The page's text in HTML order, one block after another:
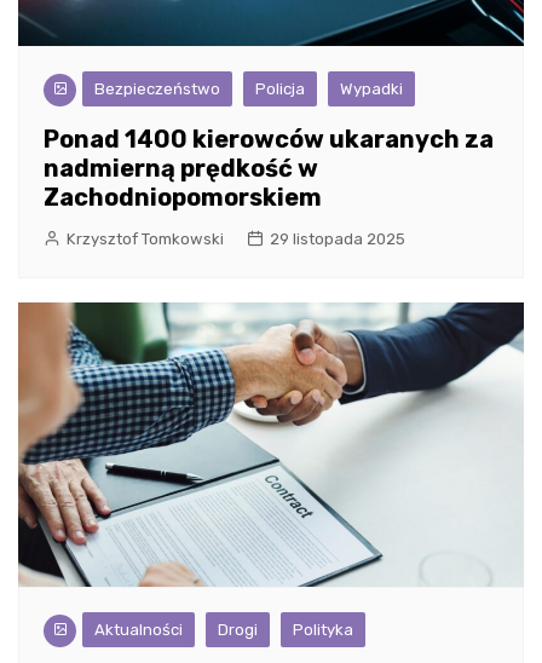
Bezpieczeństwo Policja Wypadki
Ponad 1400 kierowców ukaranych za
nadmierną prędkość w
Zachodniopomorskiem
Krzysztof Tomkowski 29 listopada 2025
Aktualności Drogi Polityka